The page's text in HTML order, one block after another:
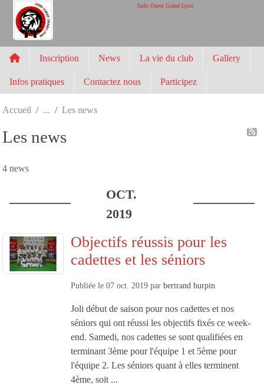
Judo Ouest Grand Lyon
Inscription News La vie du club Gallery
Infos pratiques Contactez nous Participez
Accueil Les news
Les news
4 news
OCT.
2019
Objectifs réussis pour les
cadettes et les séniors
Publiée le 07 oct. 2019 par bertrand hurpin
Joli début de saison pour nos cadettes et nos
séniors qui ont réussi les objectifs fixés ce week-
end. Samedi, nos cadettes se sont qualifiées en
terminant 3ème pour l'équipe 1 et 5ème pour
l'équipe 2. Les séniors quant à elles terminent
4ème, soit ...
Panneau de gestion des cookies